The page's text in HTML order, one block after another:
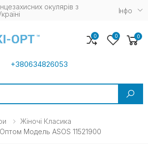
окулярів з
Iнфо
menu
+380634826053
0 0 0
Жіночі Класика
Модель АSOS 11521900